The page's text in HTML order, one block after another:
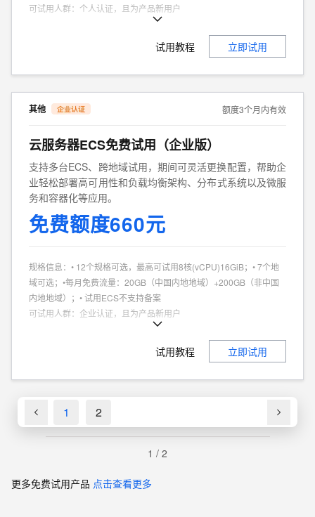
可试用人群： 个人认证，且为产品新用户
个人、企业试用不同享。
试用教程 立即试用
其他 额度3个月内有效
云服务器ECS免费试用（企业版）
支持多台ECS、跨地域试用，期间可灵活更换配置，帮助企
业轻松部署高可用性和负载均衡架构、分布式系统以及微服
务和容器化等应用。
免费额度660元
规格信息： • 12个规格可选，最高可试用8核(vCPU)16GiB；• 7个地
域可选；•每月免费流量：20GB（中国内地地域）+200GB（非中国
内地地域）；• 试用ECS不支持备案
可试用人群： 企业认证，且为产品新用户
个人、企业试用不同享
试用教程 立即试用
1 2
1 / 2
更多免费试用产品 点击查看更多